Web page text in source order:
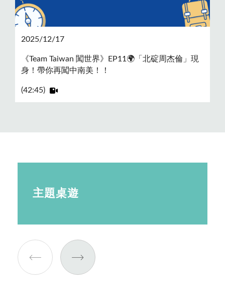
2025/12/17
《Team Taiwan 闖世界》EP11🌍「北碇周杰倫」現
身！帶你再闖中南美！！
(42:45)
主題桌遊